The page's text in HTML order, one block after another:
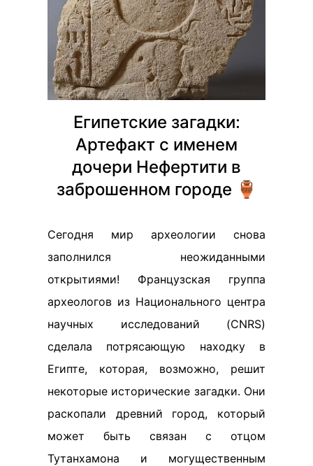
Египетские загадки:
Артефакт с именем
дочери Нефертити в
заброшенном городе 🏺
Сегодня мир археологии снова
заполнился неожиданными
открытиями! Французская группа
археологов из Национального центра
научных исследований (CNRS)
сделала потрясающую находку в
Египте, которая, возможно, решит
некоторые исторические загадки. Они
раскопали древний город, который
может быть связан с отцом
Тутанхамона и могущественным